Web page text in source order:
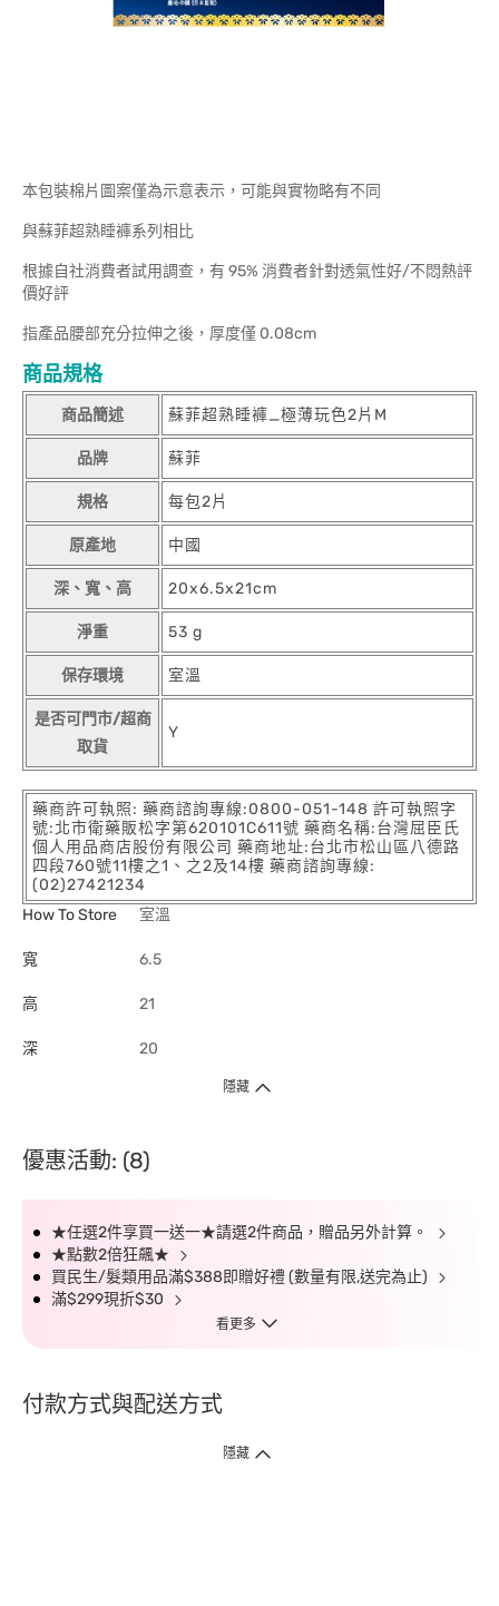
本包裝棉片圖案僅為示意表示，可能與實物略有不同
與蘇菲超熟睡褲系列相比
根據自社消費者試用調查，有 95% 消費者針對透氣性好/不悶熱評
價好評
指產品腰部充分拉伸之後，厚度僅 0.08cm
商品規格
商品簡述 蘇菲超熟睡褲_極薄玩色2片M
品牌 蘇菲
規格 每包2片
原產地 中國
深、寬、高 20x6.5x21cm
淨重 53 g
保存環境 室溫
是否可門市/超商
取貨
Y
藥商許可執照: 藥商諮詢專線:0800-051-148 許可執照字
號:北市衛藥販松字第620101C611號 藥商名稱:台灣屈臣氏
個人用品商店股份有限公司 藥商地址:台北市松山區八德路
四段760號11樓之1、之2及14樓 藥商諮詢專線:
(02)27421234
How To Store
室溫
寬 6.5
高 21
深 20
隱藏
優惠活動: (8)
★任選2件享買一送一★請選2件商品，贈品另外計算。
★點數2倍狂飆★
買民生/髮類用品滿$388即贈好禮 (數量有限,送完為止)
滿$299現折$30
看更多
付款方式與配送方式
隱藏